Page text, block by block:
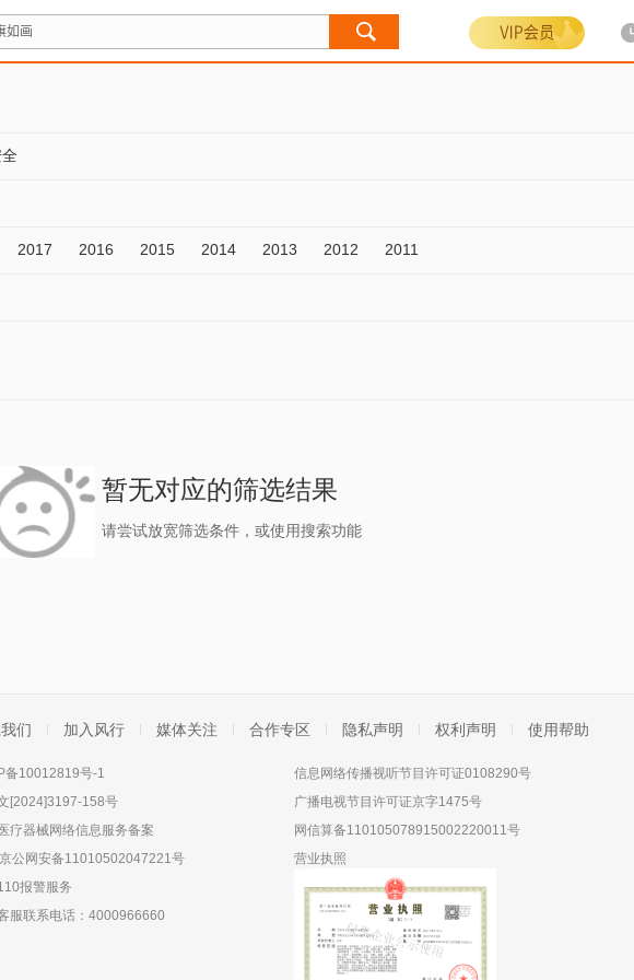
2017 2016 2015 2014 2013 2012 2011
暂无对应的筛选结果
请尝试放宽筛选条件，或使用搜索功能
们 加入风行 媒体关注 合作专区 隐私声明 权利声明 使用帮助
备10012819号-1
[2024]3197-158号
疗器械网络信息服务备案
京公网安备11010502047221号
报警服务
服联系电话：4000966660
信息网络传播视听节目许可证0108290号
广播电视节目许可证京字1475号
网信算备110105078915002220011号
营业执照